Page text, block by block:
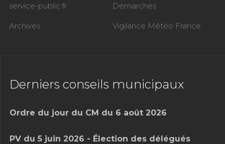
service-public.fr Démarches
Archives Vigilance Météo France
Derniers conseils municipaux
Ordre du jour du CM du 6 août 2026
PV du 5 juin 2026 - Élection des délégués